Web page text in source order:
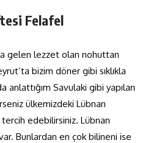
Felafel
gelen lezzet olan nohuttan
bizim döner gibi sıklıkla
anlattığım Savulaki gibi yapılan
ülkemizdeki Lübnan
edebilirsiniz. Lübnan
Bunlardan en çok bilineni ise